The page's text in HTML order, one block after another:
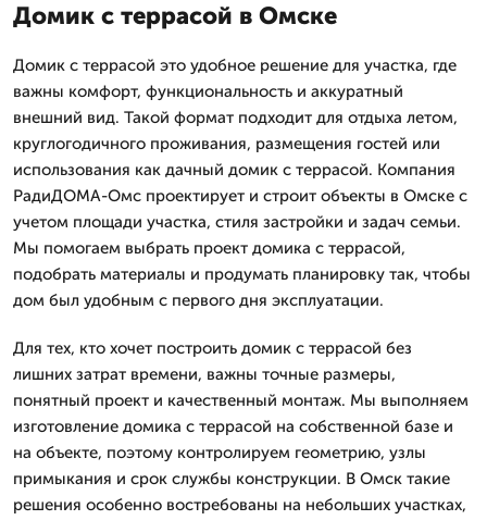
Домик с террасой в Омске
Домик с террасой это удобное решение для участка, где
важны комфорт, функциональность и аккуратный
внешний вид. Такой формат подходит для отдыха летом,
круглогодичного проживания, размещения гостей или
использования как дачный домик с террасой. Компания
РадиДОМА-Омс проектирует и строит объекты в Омске с
учетом площади участка, стиля застройки и задач семьи.
Мы помогаем выбрать проект домика с террасой,
подобрать материалы и продумать планировку так, чтобы
дом был удобным с первого дня эксплуатации.
Для тех, кто хочет построить домик с террасой без
лишних затрат времени, важны точные размеры,
понятный проект и качественный монтаж. Мы выполняем
изготовление домика с террасой на собственной базе и
на объекте, поэтому контролируем геометрию, узлы
примыкания и срок службы конструкции. В Омск такие
решения особенно востребованы на небольших участках,